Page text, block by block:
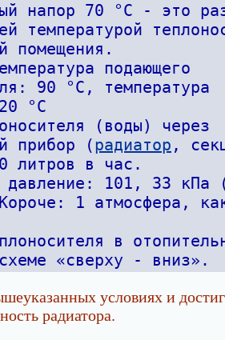
напор 70 °С - это
температурой
помещения.
подающего
90 °С, температура
°С
(воды) через
прибор (радиатор ,
литров в час.
давление: 101, 33 кПа
1 атмосфера,
в
«сверху - вниз».
условиях и
радиатора.